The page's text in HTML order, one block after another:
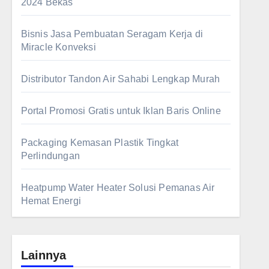
2024 Bekas
Bisnis Jasa Pembuatan Seragam Kerja di
Miracle Konveksi
Distributor Tandon Air Sahabi Lengkap Murah
Portal Promosi Gratis untuk Iklan Baris Online
Packaging Kemasan Plastik Tingkat
Perlindungan
Heatpump Water Heater Solusi Pemanas Air
Hemat Energi
Lainnya